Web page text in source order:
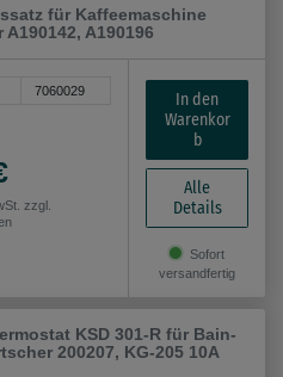
für Kaffeemaschine
A190142, A190196
7060029
zzgl.
In den
Warenkor
b
Alle
Details
Sofort
versandfertig
KSD 301-R für Bain-
200207, KG-205 10A